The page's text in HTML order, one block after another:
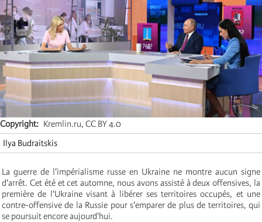
Copyright
Kremlin.ru, CC BY 4.0
Ilya Budraitskis
La guerre de l'impérialisme russe en Ukraine ne montre aucun signe
d'arrêt. Cet été et cet automne, nous avons assisté à deux offensives, la
première de l'Ukraine visant à libérer ses territoires occupés, et une
contre-offensive de la Russie pour s'emparer de plus de territoires, qui
se poursuit encore aujourd'hui.